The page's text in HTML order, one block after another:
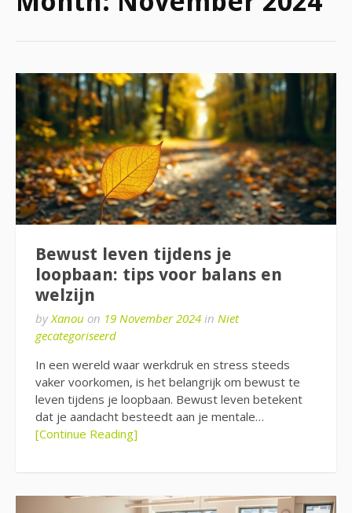
Bewust leven tijdens je
loopbaan: tips voor balans en
welzijn
byXanou on 19 November 2024 in Niet
gecategoriseerd
In een wereld waar werkdruk en stress steeds
vaker voorkomen, is het belangrijk om bewust te
leven tijdens je loopbaan. Bewust leven betekent
dat je aandacht besteedt aan je mentale…
[Continue Reading]